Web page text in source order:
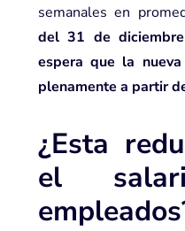
semanales en
del 31 de
espera que la
plenamente a partir
¿Esta
el